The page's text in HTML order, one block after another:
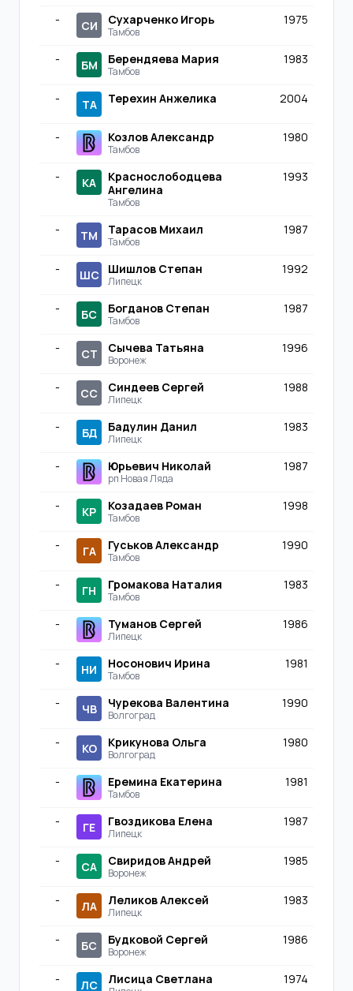
- СИ Сухарченко Игорь
Тамбов
1975
- БМ Берендяева Мария
Тамбов
1983
- ТА Терехин Анжелика 2004
- Козлов Александр
Тамбов
1980
- КА
Краснослободцева
Ангелина
Тамбов
1993
- ТМ Тарасов Михаил
Тамбов
1987
- ШС Шишлов Степан
Липецк
1992
- БС Богданов Степан
Тамбов
1987
- СТ Сычева Татьяна
Воронеж
1996
- СС Синдеев Сергей
Липецк
1988
- БД Бадулин Данил
Липецк
1983
- Юрьевич Николай
рп Новая Ляда
1987
- КР Козадаев Роман
Тамбов
1998
- ГА Гуськов Александр
Тамбов
1990
- ГН Громакова Наталия
Тамбов
1983
- Туманов Сергей
Липецк
1986
- НИ Носонович Ирина
Тамбов
1981
- ЧВ Чурекова Валентина
Волгоград
1990
- КО Крикунова Ольга
Волгоград
1980
- Еремина Екатерина
Тамбов
1981
- ГЕ Гвоздикова Елена
Липецк
1987
- СА Свиридов Андрей
Воронеж
1985
- ЛА Леликов Алексей
Липецк
1983
- БС Будковой Сергей
Воронеж
1986
- ЛС Лисица Светлана 1974